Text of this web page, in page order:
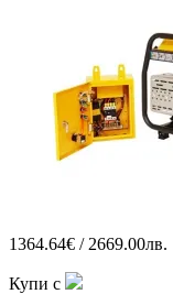
1364.64€ / 2669.00лв.
Купи с